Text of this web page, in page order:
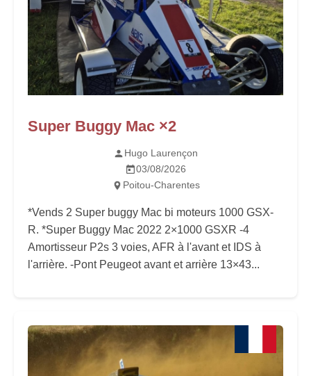
Super Buggy Mac ×2
Hugo Laurençon
03/08/2026
Poitou-Charentes
*Vends 2 Super buggy Mac bi moteurs 1000 GSX-
R. *Super Buggy Mac 2022 2×1000 GSXR -4
Amortisseur P2s 3 voies, AFR à l'avant et IDS à
l'arrière. -Pont Peugeot avant et arrière 13×43...